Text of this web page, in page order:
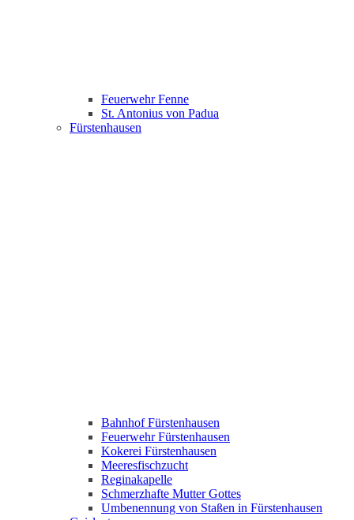
Feuerwehr Fenne
St. Antonius von Padua
Fürstenhausen
Bahnhof Fürstenhausen
Feuerwehr Fürstenhausen
Kokerei Fürstenhausen
Meeresfischzucht
Reginakapelle
Schmerzhafte Mutter Gottes
Umbenennung von Staßen in Fürstenhausen